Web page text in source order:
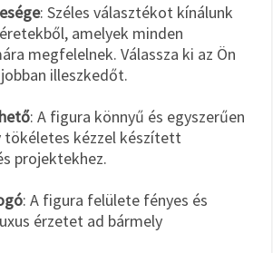
: Széles választékot kínálunk
amelyek minden
megfelelnek. Válassza ki az Ön
illeszkedőt.
: A figura könnyű és egyszerűen
tökéletes kézzel készített
projektekhez.
: A figura felülete fényes és
érzetet ad bármely